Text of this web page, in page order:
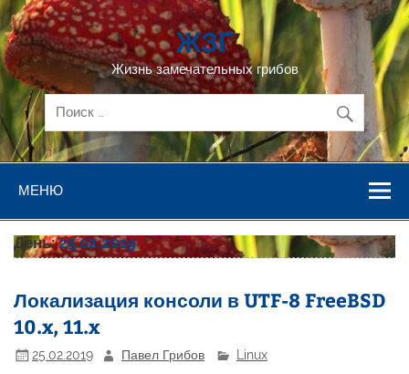
Перейти
к
содержимому
ЖЗГ
Жизнь замечательных грибов
МЕНЮ
День:25.02.2019
Локализация консоли в UTF-8 FreeBSD
10.x, 11.x
25.02.2019 Павел Грибов Linux